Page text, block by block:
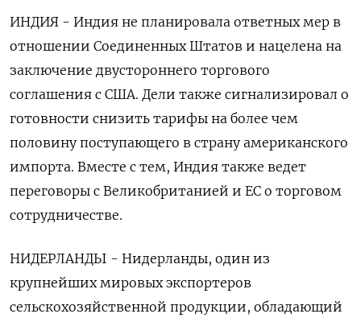
ИНДИЯ - Индия не планировала ответных мер в
отношении Соединенных Штатов и нацелена на
заключение двустороннего торгового
соглашения с США. Дели также сигнализировал о
готовности снизить тарифы на более чем
половину поступающего в страну американского
импорта. Вместе с тем, Индия также ведет
переговоры с Великобританией и ЕС о торговом
сотрудничестве.
НИДЕРЛАНДЫ - Нидерланды, один из
крупнейших мировых экспортеров
сельскохозяйственной продукции, обладающий